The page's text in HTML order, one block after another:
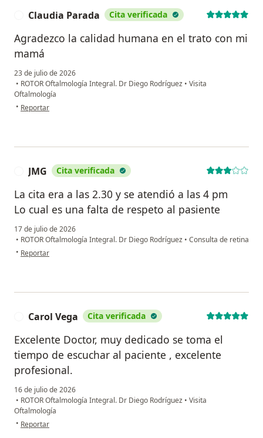
Claudia Parada Cita verificada
Agradezco la calidad humana en el trato con mi
mamá
23 de julio de 2026
• ROTOR Oftalmología Integral. Dr Diego Rodríguez • Visita
Oftalmología
• en opinión del usuario Claudia Parada
Reportar
JMG Cita verificada
La cita era a las 2.30 y se atendió a las 4 pm
Lo cual es una falta de respeto al pasiente
17 de julio de 2026
• ROTOR Oftalmología Integral. Dr Diego Rodríguez • Consulta de retina
• en opinión del usuario JMG
Reportar
Carol Vega Cita verificada
Excelente Doctor, muy dedicado se toma el
tiempo de escuchar al paciente , excelente
profesional.
16 de julio de 2026
• ROTOR Oftalmología Integral. Dr Diego Rodríguez • Visita
Oftalmología
• en opinión del usuario Carol Vega
Reportar